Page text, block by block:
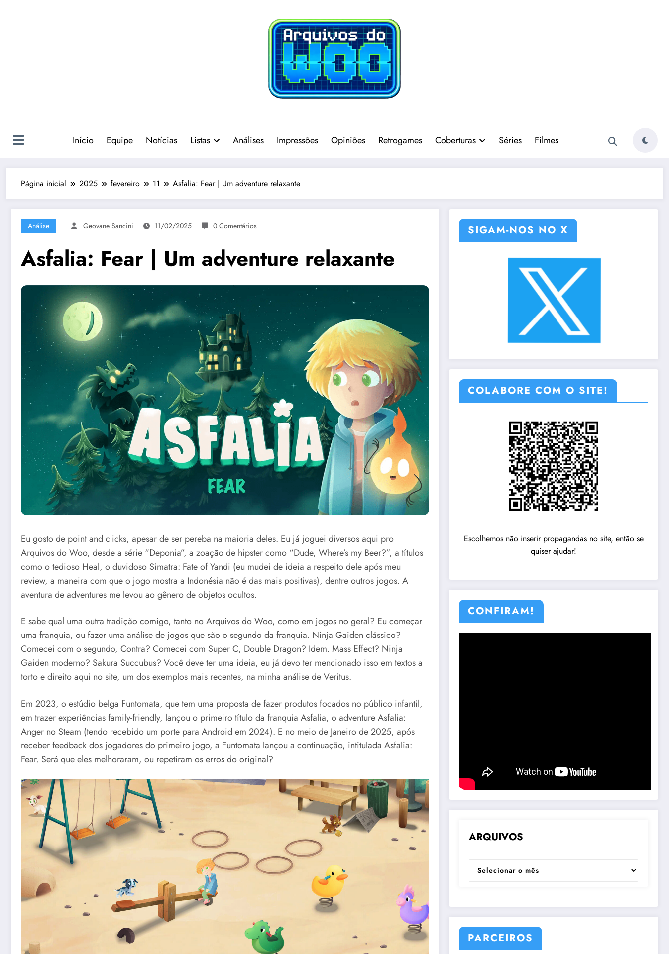
Início Equipe Notícias Listas Análises Impressões Opiniões Retrogames Coberturas Séries Filmes
Página inicial 2025 fevereiro 11 Asfalia: Fear | Um adventure relaxante
Análise Geovane Sancini 11/02/2025 0 Comentários
Asfalia: Fear | Um adventure relaxante
Eu gosto de point and clicks, apesar de ser pereba na maioria deles. Eu já joguei diversos aqui pro
Arquivos do Woo, desde a série “Deponia”, a zoação de hipster como “Dude, Where’s my Beer?”, a títulos
como o tedioso Heal, o duvidoso Simatra: Fate of Yandi (eu mudei de ideia a respeito dele após meu
review, a maneira com que o jogo mostra a Indonésia não é das mais positivas), dentre outros jogos. A
aventura de adventures me levou ao gênero de objetos ocultos.
E sabe qual uma outra tradição comigo, tanto no Arquivos do Woo, como em jogos no geral? Eu começar
uma franquia, ou fazer uma análise de jogos que são o segundo da franquia. Ninja Gaiden clássico?
Comecei com o segundo, Contra? Comecei com Super C, Double Dragon? Idem. Mass Effect? Ninja
Gaiden moderno? Sakura Succubus? Você deve ter uma ideia, eu já devo ter mencionado isso em textos a
torto e direito aqui no site, um dos exemplos mais recentes, na minha análise de Veritus.
Em 2023, o estúdio belga Funtomata, que tem uma proposta de fazer produtos focados no público infantil,
em trazer experiências family-friendly, lançou o primeiro título da franquia Asfalia, o adventure Asfalia:
Anger no Steam (tendo recebido um porte para Android em 2024). E no meio de Janeiro de 2025, após
receber feedback dos jogadores do primeiro jogo, a Funtomata lançou a continuação, intitulada Asfalia:
Fear. Será que eles melhoraram, ou repetiram os erros do original?
SIGAM-NOS NO X
COLABORE COM O SITE!
Escolhemos não inserir propagandas no site, então se
quiser ajudar!
CONFIRAM!
ARQUIVOS
ARQUIVOS
PARCEIROS